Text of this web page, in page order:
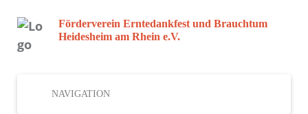
Förderverein Erntedankfest und Brauchtum
Heidesheim am Rhein e.V.
NAVIGATION